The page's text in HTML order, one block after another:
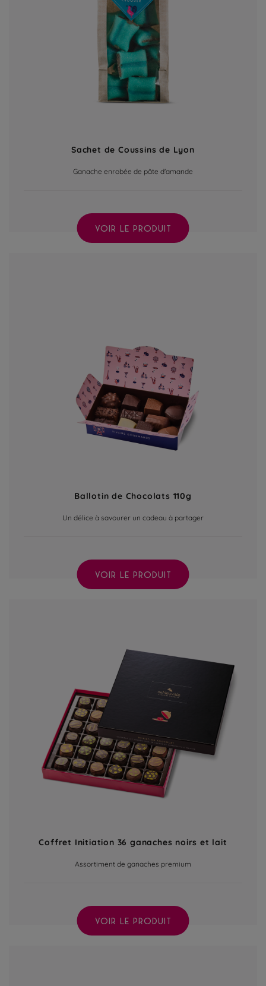
Sachet de Coussins de Lyon
Ganache enrobée de pâte d'amande
VOIR LE PRODUIT
Ballotin de Chocolats 110g
Un délice à savourer un cadeau à partager
VOIR LE PRODUIT
Coffret Initiation 36 ganaches noirs et lait
Assortiment de ganaches premium
VOIR LE PRODUIT